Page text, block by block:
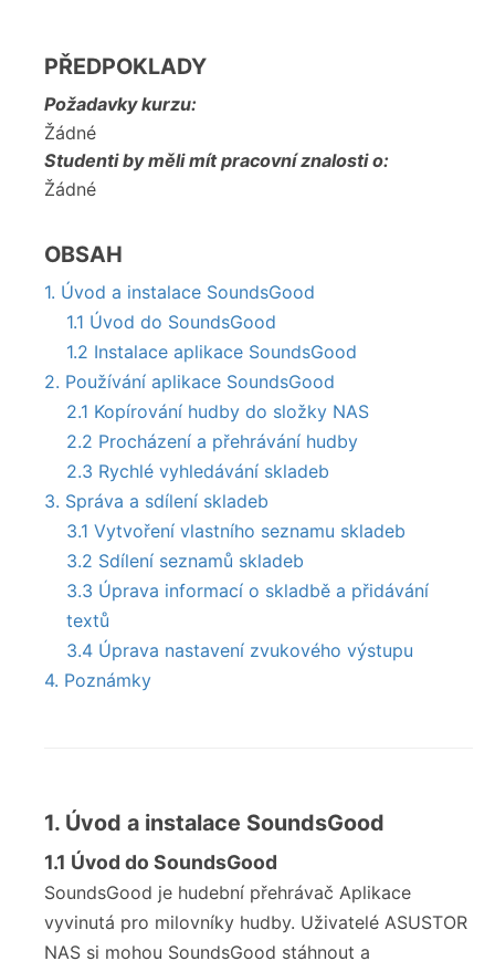
PŘEDPOKLADY
Požadavky kurzu:
Žádné
Studenti by měli mít pracovní znalosti o:
Žádné
OBSAH
1. Úvod a instalace SoundsGood
1.1 Úvod do SoundsGood
1.2 Instalace aplikace SoundsGood
2. Používání aplikace SoundsGood
2.1 Kopírování hudby do složky NAS
2.2 Procházení a přehrávání hudby
2.3 Rychlé vyhledávání skladeb
3. Správa a sdílení skladeb
3.1 Vytvoření vlastního seznamu skladeb
3.2 Sdílení seznamů skladeb
3.3 Úprava informací o skladbě a přidávání
textů
3.4 Úprava nastavení zvukového výstupu
4. Poznámky
1. Úvod a instalace SoundsGood
1.1 Úvod do SoundsGood
SoundsGood je hudební přehrávač Aplikace
vyvinutá pro milovníky hudby. Uživatelé ASUSTOR
NAS si mohou SoundsGood stáhnout a